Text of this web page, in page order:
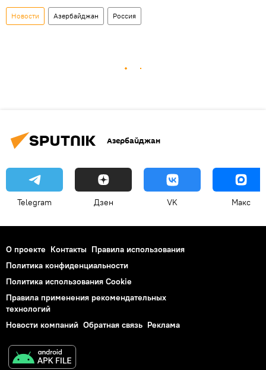
Новости Азербайджан Россия
Азербайджан
Telegram Дзен VK Макс
О проекте Контакты Правила использования
Политика конфиденциальности
Политика использования Cookie
Правила применения рекомендательных
технологий
Новости компаний Обратная связь Реклама